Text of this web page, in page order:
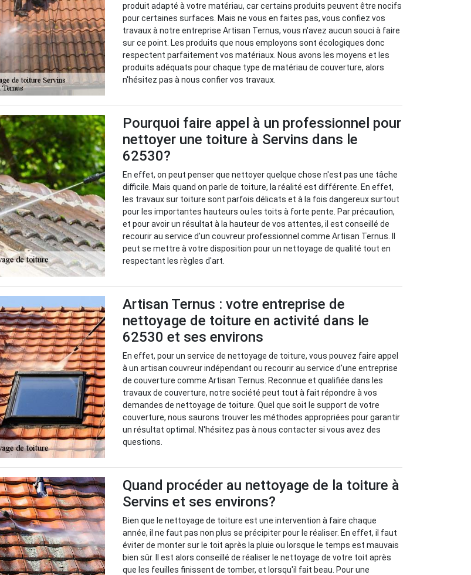
produit adapté à votre matériau, car certains produits peuvent être nocifs
pour certaines surfaces. Mais ne vous en faites pas, vous confiez vos
travaux à notre entreprise Artisan Ternus, vous n'avez aucun souci à faire
sur ce point. Les produits que nous employons sont écologiques donc
respectent parfaitement vos matériaux. Nous avons les moyens et les
produits adéquats pour chaque type de matériau de couverture, alors
n'hésitez pas à nous confier vos travaux.
Pourquoi faire appel à un professionnel pour
nettoyer une toiture à Servins dans le
62530?
En effet, on peut penser que nettoyer quelque chose n'est pas une tâche
difficile. Mais quand on parle de toiture, la réalité est différente. En effet,
les travaux sur toiture sont parfois délicats et à la fois dangereux surtout
pour les importantes hauteurs ou les toits à forte pente. Par précaution,
et pour avoir un résultat à la hauteur de vos attentes, il est conseillé de
recourir au service d'un couvreur professionnel comme Artisan Ternus. Il
peut se mettre à votre disposition pour un nettoyage de qualité tout en
respectant les règles d'art.
Artisan Ternus : votre entreprise de
nettoyage de toiture en activité dans le
62530 et ses environs
En effet, pour un service de nettoyage de toiture, vous pouvez faire appel
à un artisan couvreur indépendant ou recourir au service d'une entreprise
de couverture comme Artisan Ternus. Reconnue et qualifiée dans les
travaux de couverture, notre société peut tout à fait répondre à vos
demandes de nettoyage de toiture. Quel que soit le support de votre
couverture, nous saurons trouver les méthodes appropriées pour garantir
un résultat optimal. N'hésitez pas à nous contacter si vous avez des
questions.
Quand procéder au nettoyage de la toiture à
Servins et ses environs?
Bien que le nettoyage de toiture est une intervention à faire chaque
année, il ne faut pas non plus se précipiter pour le réaliser. En effet, il faut
éviter de monter sur le toit après la pluie ou lorsque le temps est mauvais
bien sûr. Il est alors conseillé de réaliser le nettoyage de votre toit après
que les feuilles finissent de tomber, et lorsqu'il fait beau. Pour une